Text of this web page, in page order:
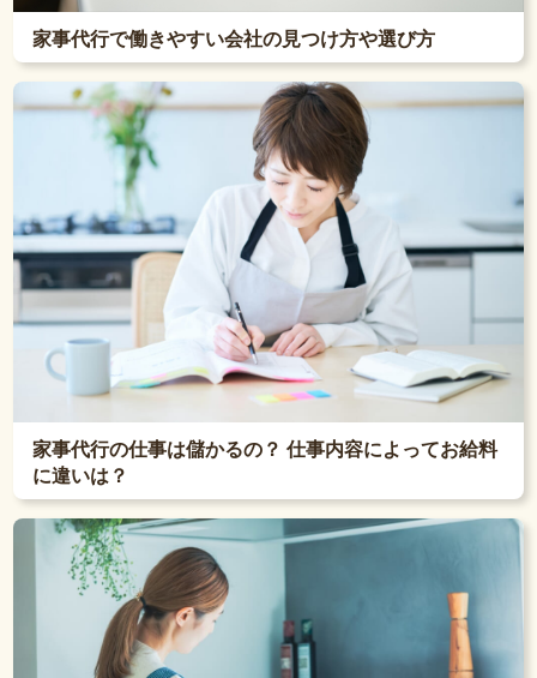
家事代行で働きやすい会社の見つけ方や選び方
家事代行の仕事は儲かるの？ 仕事内容によってお給料
に違いは？